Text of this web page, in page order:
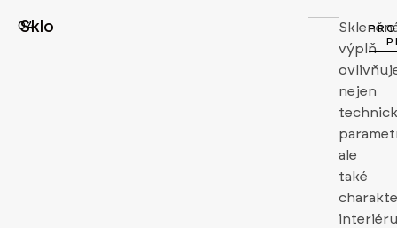
04
Sklo
výplň
nejen
ale
také